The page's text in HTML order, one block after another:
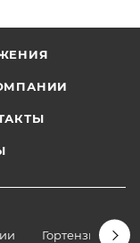
Гортензии